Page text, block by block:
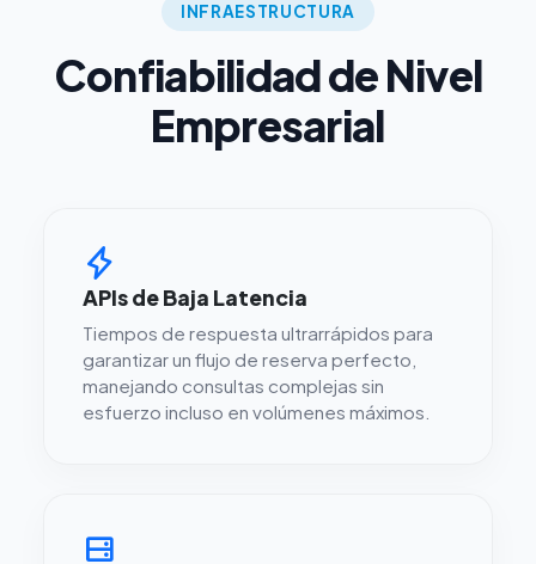
INFRAESTRUCTURA
Confiabilidad de Nivel
Empresarial
APIs de Baja Latencia
Tiempos de respuesta ultrarrápidos para
garantizar un flujo de reserva perfecto,
manejando consultas complejas sin
esfuerzo incluso en volúmenes máximos.